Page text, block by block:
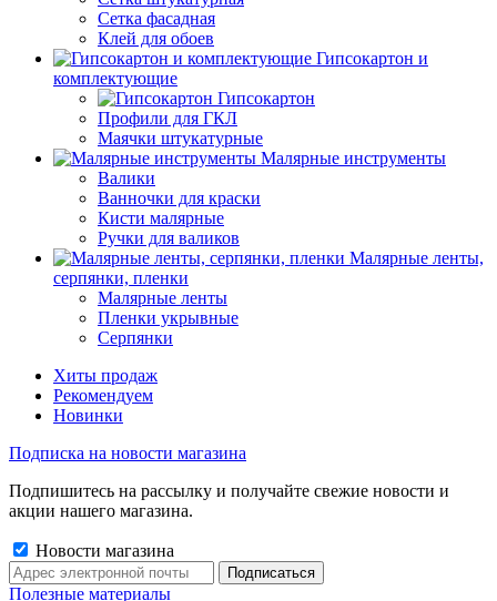
Сетка фасадная
Клей для обоев
Гипсокартон и
комплектующие
Гипсокартон
Профили для ГКЛ
Маячки штукатурные
Малярные инструменты
Валики
Ванночки для краски
Кисти малярные
Ручки для валиков
Малярные ленты,
серпянки, пленки
Малярные ленты
Пленки укрывные
Серпянки
Хиты продаж
Рекомендуем
Новинки
Подписка на новости магазина
Подпишитесь на рассылку и получайте свежие новости и
акции нашего магазина.
Новости магазина
Полезные материалы